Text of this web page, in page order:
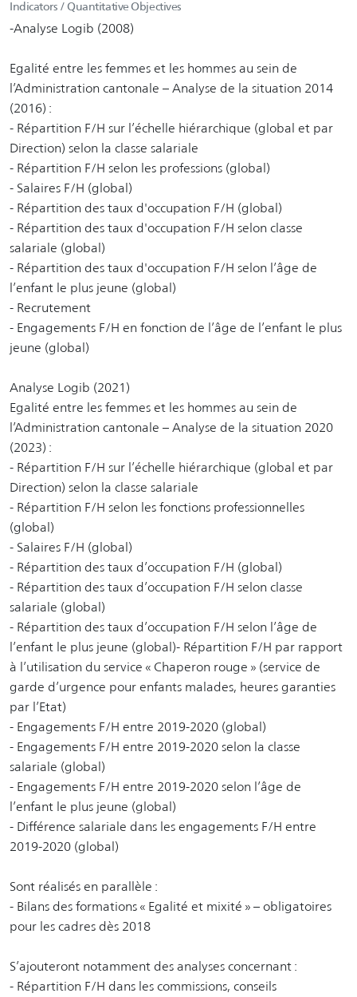
Indicators / Quantitative Objectives
-Analyse Logib (2008)
Egalité entre les femmes et les hommes au sein de
l’Administration cantonale – Analyse de la situation 2014
(2016) :
- Répartition F/H sur l’échelle hiérarchique (global et par
Direction) selon la classe salariale
- Répartition F/H selon les professions (global)
- Salaires F/H (global)
- Répartition des taux d'occupation F/H (global)
- Répartition des taux d'occupation F/H selon classe
salariale (global)
- Répartition des taux d'occupation F/H selon l’âge de
l’enfant le plus jeune (global)
- Recrutement
- Engagements F/H en fonction de l’âge de l’enfant le plus
jeune (global)
Analyse Logib (2021)
Egalité entre les femmes et les hommes au sein de
l’Administration cantonale – Analyse de la situation 2020
(2023) :
- Répartition F/H sur l’échelle hiérarchique (global et par
Direction) selon la classe salariale
- Répartition F/H selon les fonctions professionnelles
(global)
- Salaires F/H (global)
- Répartition des taux d’occupation F/H (global)
- Répartition des taux d’occupation F/H selon classe
salariale (global)
- Répartition des taux d’occupation F/H selon l’âge de
l’enfant le plus jeune (global)- Répartition F/H par rapport
à l’utilisation du service « Chaperon rouge » (service de
garde d’urgence pour enfants malades, heures garanties
par l’Etat)
- Engagements F/H entre 2019-2020 (global)
- Engagements F/H entre 2019-2020 selon la classe
salariale (global)
- Engagements F/H entre 2019-2020 selon l’âge de
l’enfant le plus jeune (global)
- Différence salariale dans les engagements F/H entre
2019-2020 (global)
Sont réalisés en parallèle :
- Bilans des formations « Egalité et mixité » – obligatoires
pour les cadres dès 2018
S’ajouteront notamment des analyses concernant :
- Répartition F/H dans les commissions, conseils